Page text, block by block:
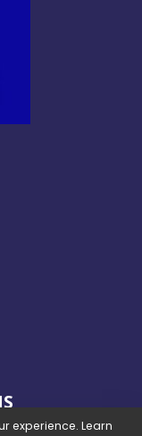
experience. Learn